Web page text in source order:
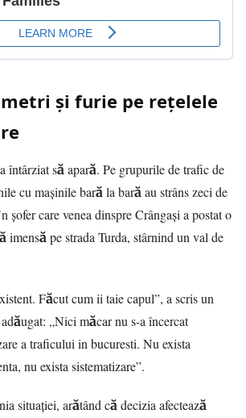
și furie pe rețelele
întârziat să apară. Pe grupurile de trafic de
cu mașinile bară la bară au strâns zeci de
șofer care venea dinspre Crângași a postat o
imensă pe strada Turda, stârnind un val de
Făcut cum ii taie capul”, a scris un
„Nici măcar nu s-a încercat
a traficului in bucuresti. Nu exista
nu exista sistematizare”.
situației, arătând că decizia afectează